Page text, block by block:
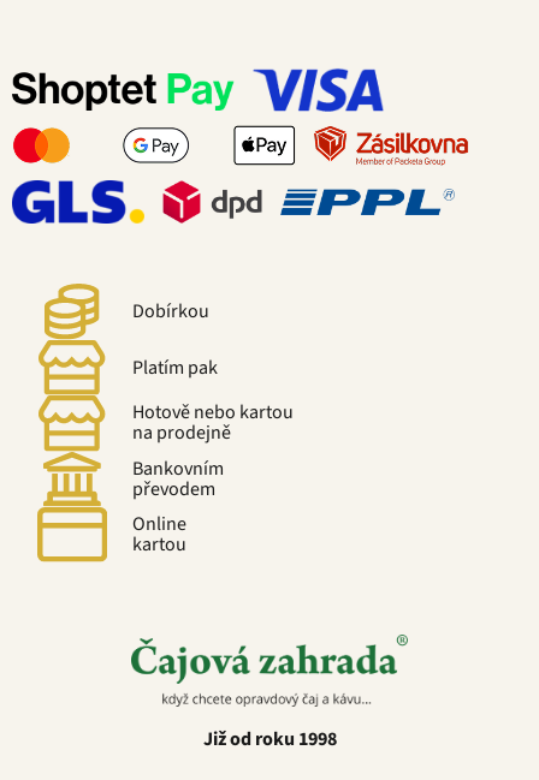
Dobírkou
Platím pak
Hotově nebo kartou
na prodejně
Bankovním
převodem
Online
kartou
Již od roku 1998